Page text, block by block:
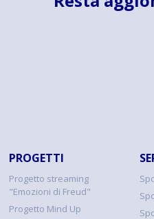
PROGETTI
Progetto streaming
"Emozioni di Freud"
Progetto Mind Up